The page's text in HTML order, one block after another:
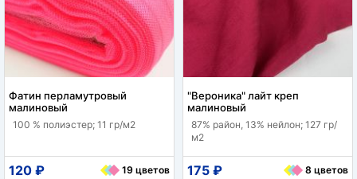
Фатин перламутровый
малиновый
100 % полиэстер; 11 гр/м2
120 ₽ 19 цветов
"Вероника" лайт креп
малиновый
87% район, 13% нейлон; 127 гр/
м2
175 ₽ 8 цветов